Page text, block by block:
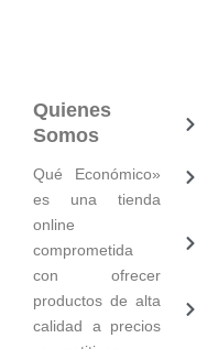
Quienes
Somos
Qué Económico»
es una tienda
online
comprometida
con ofrecer
productos de alta
calidad a precios